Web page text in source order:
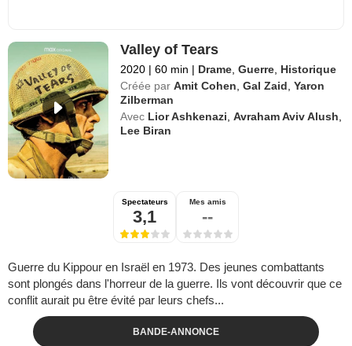
Valley of Tears
2020 | 60 min | Drame ,Guerre Historique
Créée par Amit Cohen ,Gal Zaid ,Yaron
Zilberman
Avec Lior Ashkenazi ,Avraham Aviv Alush
Lee Biran
Spectateurs
3,1
Mes amis
--
Guerre du Kippour en Israël en 1973. Des jeunes combattants
sont plongés dans l'horreur de la guerre. Ils vont découvrir que ce
conflit aurait pu être évité par leurs chefs...
BANDE-ANNONCE